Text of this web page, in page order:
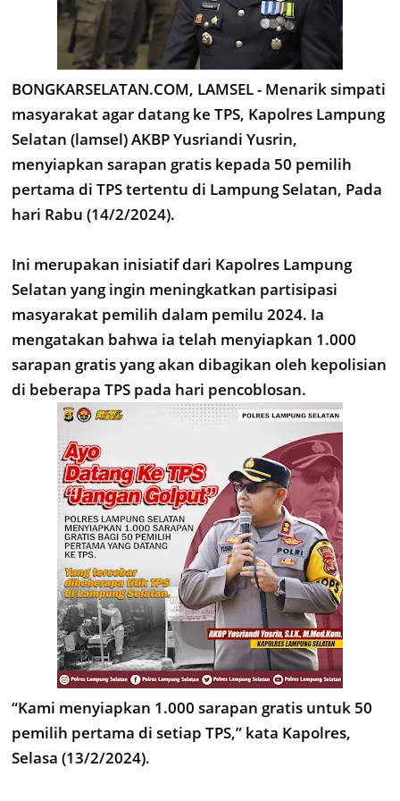
BONGKARSELATAN.COM, LAMSEL - Menarik simpati
masyarakat agar datang ke TPS, Kapolres Lampung
Selatan (lamsel) AKBP Yusriandi Yusrin,
menyiapkan sarapan gratis kepada 50 pemilih
pertama di TPS tertentu di Lampung Selatan, Pada
hari Rabu (14/2/2024).
Ini merupakan inisiatif dari Kapolres Lampung
Selatan yang ingin meningkatkan partisipasi
masyarakat pemilih dalam pemilu 2024. Ia
mengatakan bahwa ia telah menyiapkan 1.000
sarapan gratis yang akan dibagikan oleh kepolisian
di beberapa TPS pada hari pencoblosan.
“Kami menyiapkan 1.000 sarapan gratis untuk 50
pemilih pertama di setiap TPS,” kata Kapolres,
Selasa (13/2/2024).